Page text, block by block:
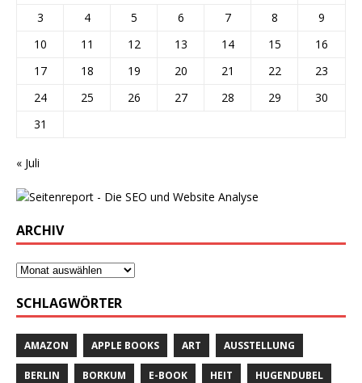
3
4 5 6 7 8
9
10
11 12 13 14 15
16
17
18 19 20 21 22
23
24
25 26 27 28 29
30
31
« Juli
ARCHIV
SCHLAGWÖRTER
AMAZON APPLE BOOKS ART AUSSTELLUNG
BERLIN BORKUM E-BOOK HEIT HUGENDUBEL